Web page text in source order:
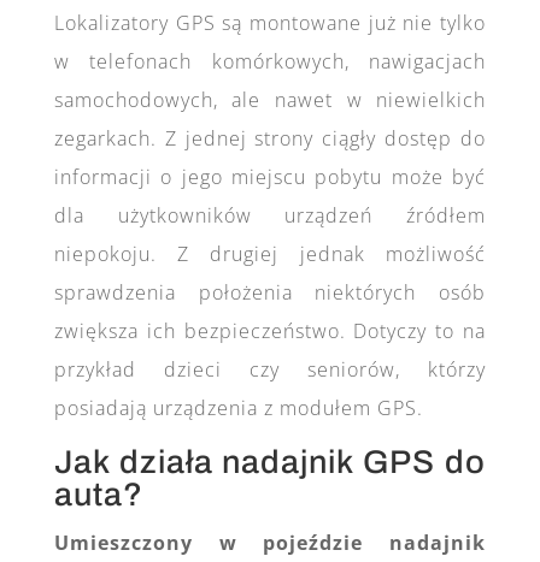
Lokalizatory GPS są montowane już nie tylko
w telefonach komórkowych, nawigacjach
samochodowych, ale nawet w niewielkich
zegarkach. Z jednej strony ciągły dostęp do
informacji o jego miejscu pobytu może być
dla użytkowników urządzeń źródłem
niepokoju. Z drugiej jednak możliwość
sprawdzenia położenia niektórych osób
zwiększa ich bezpieczeństwo. Dotyczy to na
przykład dzieci czy seniorów, którzy
posiadają urządzenia z modułem GPS.
Jak działa nadajnik GPS do
auta?
Umieszczony w pojeździe nadajnik